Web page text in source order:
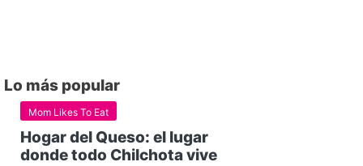
Lo más popular
Mom Likes To Eat
Hogar del Queso: el lugar
donde todo Chilchota vive